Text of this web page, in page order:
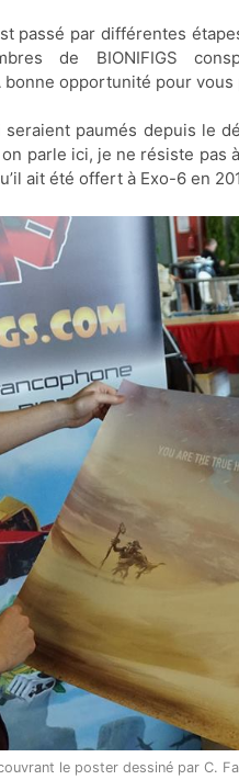
passé par différentes
de BIONIFIGS
bonne opportunité pour
seraient paumés depuis le
on parle ici, je ne résiste
ait été offert à Exo-6 en
le poster dessiné par C.